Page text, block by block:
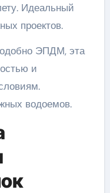
Идеальный
проектов.
ЭПДМ, эта
и
водоемов.